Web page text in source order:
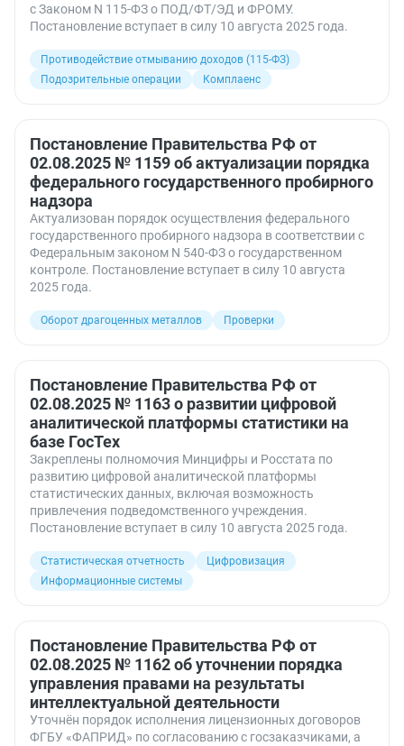
с Законом N 115-ФЗ о ПОД/ФТ/ЭД и ФРОМУ.
Постановление вступает в силу 10 августа 2025 года.
Противодействие отмыванию доходов (115-ФЗ)
Подозрительные операции
Комплаенс
Постановление Правительства РФ от
02.08.2025 № 1159 об актуализации порядка
федерального государственного пробирного
надзора
Актуализован порядок осуществления федерального
государственного пробирного надзора в соответствии с
Федеральным законом N 540-ФЗ о государственном
контроле. Постановление вступает в силу 10 августа
2025 года.
Оборот драгоценных металлов Проверки
Постановление Правительства РФ от
02.08.2025 № 1163 о развитии цифровой
аналитической платформы статистики на
базе ГосТех
Закреплены полномочия Минцифры и Росстата по
развитию цифровой аналитической платформы
статистических данных, включая возможность
привлечения подведомственного учреждения.
Постановление вступает в силу 10 августа 2025 года.
Статистическая отчетность
Цифровизация
Информационные системы
Постановление Правительства РФ от
02.08.2025 № 1162 об уточнении порядка
управления правами на результаты
интеллектуальной деятельности
Уточнён порядок исполнения лицензионных договоров
ФГБУ «ФАПРИД» по согласованию с госзаказчиками, а